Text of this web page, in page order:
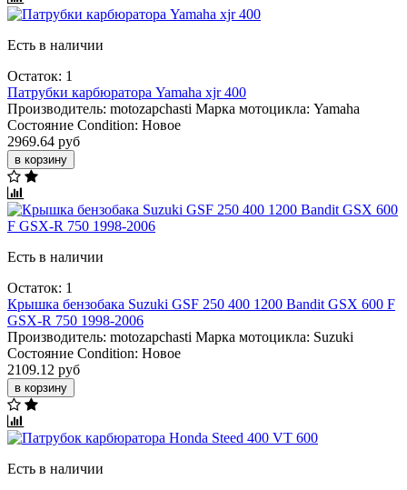
Есть в наличии
Остаток: 1
Патрубки карбюратора Yamaha xjr 400
Производитель: motozapchasti Марка мотоцикла: Yamaha
Состояние Condition: Новое
2969.64 руб
в корзину
Есть в наличии
Остаток: 1
Крышка бензобака Suzuki GSF 250 400 1200 Bandit GSX 600 F
GSX-R 750 1998-2006
Производитель: motozapchasti Марка мотоцикла: Suzuki
Состояние Condition: Новое
2109.12 руб
в корзину
Есть в наличии